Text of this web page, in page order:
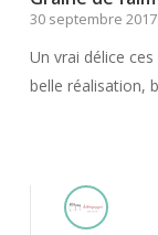
30 septembre
Un vrai délice ces
belle réalisation,